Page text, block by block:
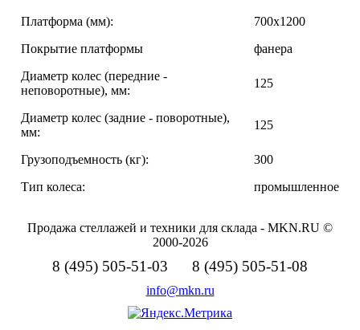
Платформа (мм):
700х1200
Покрытие платформы
фанера
Диаметр колес (передние -
неповоротные), мм:
125
Диаметр колес (задние - поворотные),
мм:
125
Грузоподъемность (кг):
300
Тип колеса:
промышленное
Продажа стеллажей и техники для склада - MKN.RU ©
2000-2026
8 (495) 505-51-03 8 (495) 505-51-08
info@mkn.ru